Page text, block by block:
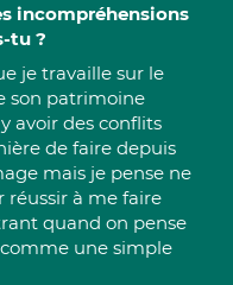
incompréhensions
tu ?
je travaille sur le
son patrimoine
avoir des conflits
de faire depuis
mais je pense ne
réussir à me faire
quand on pense
une simple